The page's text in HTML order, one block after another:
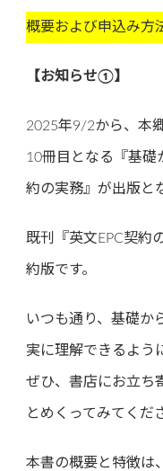
概要および申込み方
【お知らせ①】
2025年9/2から、本
10冊目となる『基礎
約の実務』が出版と
既刊『英文EPC契約
約版です。
いつも通り、基礎か
実に理解できるよう
ぜひ、書店にお立ち
とめくってみてくだ
本書の概要と特徴は